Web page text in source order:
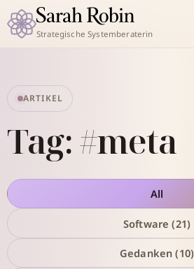
Strategische Systemberaterin
ARTIKEL
Tag: #meta
All
Software (21)
Gedanken (10)